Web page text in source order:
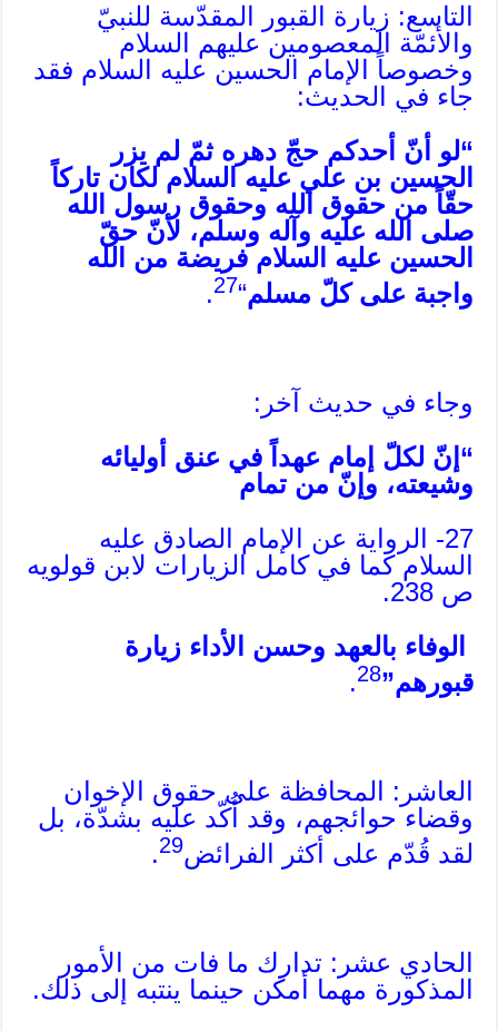
التاسع: زيارة القبور المقدّسة للنبيّ
والأئمّة المعصومين عليهم السلام
وخصوصاً الإمام الحسين عليه السلام فقد
جاء في الحديث:
“لو أنّ أحدكم حجّ دهره ثمّ لم يزر
الحسين بن علي عليه السلام لكان تاركاً
حقّاً من حقوق الله وحقوق رسول الله
صلى الله عليه وآله وسلم، لأنّ حقّ
الحسين عليه السلام فريضة من الله
واجبة على كلّ مسلم“
27
.
وجاء في حديث آخر:
“إنّ لكلّ إمام عهداً في عنق أوليائه
وشيعته، وإنّ من تمام
27- الرواية عن الإمام الصادق عليه
السلام كما في كامل الزيارات لابن قولويه
ص 238.
الوفاء بالعهد وحسن الأداء زيارة
قبورهم”28
.
العاشر: المحافظة على حقوق الإخوان
وقضاء حوائجهم، وقد أُكّد عليه بشدّة، بل
لقد قُدّم على أكثر الفرائض29
.
الحادي عشر: تدارك ما فات من الأمور
المذكورة مهما أمكن حينما ينتبه إلى ذلك.